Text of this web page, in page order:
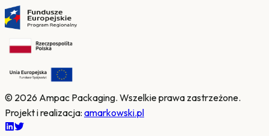
© 2026 Ampac Packaging. Wszelkie prawa zastrzeżone.
Projekt i realizacja: amarkowski.pl